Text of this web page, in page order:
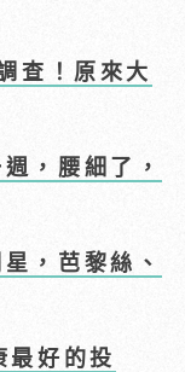
查！原來大
，腰細了，
，芭黎絲、
最好的投